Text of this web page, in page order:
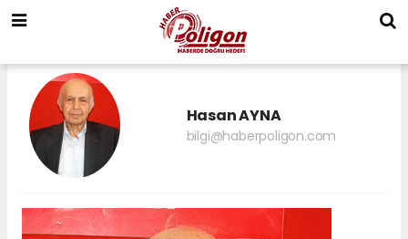
Hasan AYNA
bilgi@haberpoligon.com